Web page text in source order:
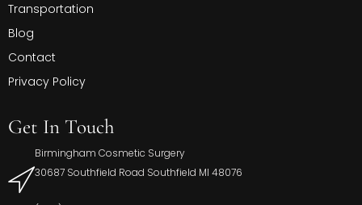
Transportation
Blog
Contact
Privacy Policy
Get In Touch
Birmingham Cosmetic Surgery
30687 Southfield Road Southfield MI 48076